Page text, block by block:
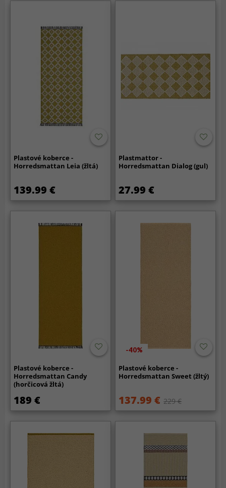
Plastové koberce -
Horredsmattan Leia (žltá)
139.99 €
Plastmattor -
Horredsmattan Dialog (gul)
27.99 €
Plastové koberce -
Horredsmattan Candy
(horčicová žltá)
189 €
-40%
Plastové koberce -
Horredsmattan Sweet (žltý)
137.99 € 229 €